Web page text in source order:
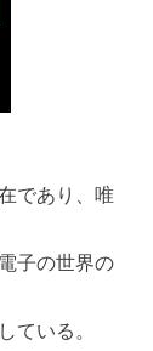
であり、唯
子の世界の
ている。